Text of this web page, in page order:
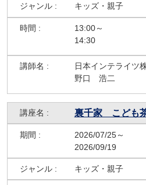
キッズ・親子
13:00～
14:30
日本インテライツ
野口 浩二
裏千家 こども
2026/07/25～
2026/09/19
キッズ・親子